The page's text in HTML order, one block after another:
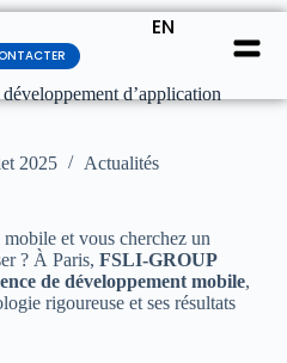
EN
d’application
2025 Actualités
et vous cherchez un
? À Paris, FSLI-GROUP
de développement mobile,
rigoureuse et ses résultats